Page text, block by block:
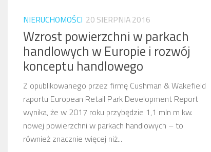
NIERUCHOMOŚCI 20 SIERPNIA 2016
Wzrost powierzchni w parkach
handlowych w Europie i rozwój
konceptu handlowego
Z opublikowanego przez firmę Cushman & Wakefield
raportu European Retail Park Development Report
wynika, że w 2017 roku przybędzie 1,1 mln m kw.
nowej powierzchni w parkach handlowych – to
również znacznie więcej niż...